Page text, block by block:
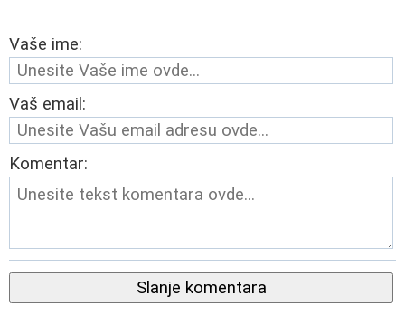
Vaše ime:
Vaš email:
Komentar:
Slanje komentara